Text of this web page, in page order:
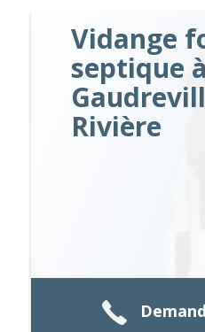
Vidange
septique à
Rivière